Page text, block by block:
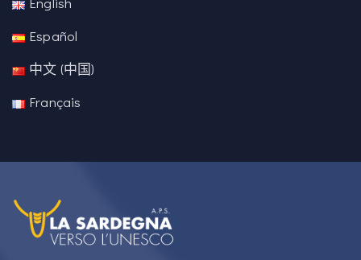
Español
中文 (中国)
Français